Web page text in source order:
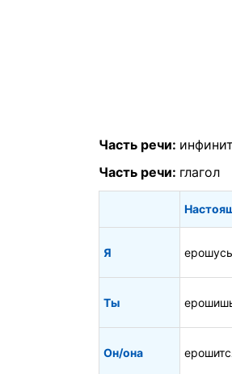
Часть речи:
Часть речи: глагол
Я ерошусь
Ты
Он/она